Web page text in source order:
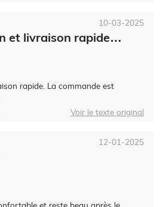
et livraison rapide…
rapide. La commande est
10-03-2025
Voir le texte original
et reste beau après le
12-01-2025